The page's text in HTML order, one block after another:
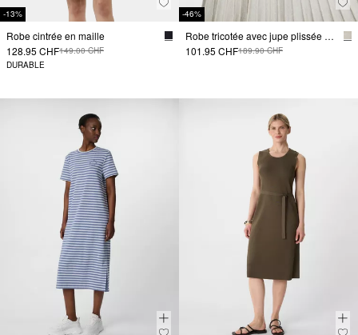
-13%
Robe cintrée en maille
128.95 CHF149.00 CHF
DURABLE
-46%
Robe tricotée avec jupe plissée en fil scintillant
101.95 CHF189.90 CHF